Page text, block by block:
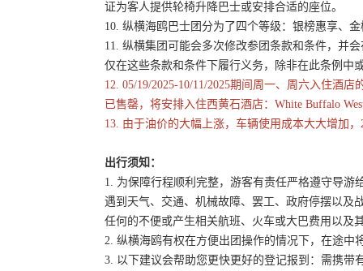
证为客人提供轮椅升降巴士或安排合适的座位。
10. 纵横海鸥巴士团分为了四个等级：银榜惠享、
11. 纵横集团可能会多次修改参团条款和条件，并
仅在这些条款和条件下履行义务，除非在此条例中
12. 05/19/2025-10/11/2025期间周一、周六入住酒
已售罄，将安排入住西黄石酒店：White Buffalo
13. 由于油价的大幅上涨，车辆使用成本大大增加
出行须知：
1. 为保障行程顺利完整，游客有责任严格遵守导
遇到天气、交通、机械故障、罢工、政府停摆以及
任何的不便或产生相关航班、火车或大巴费用以及
2. 纵横海鸥有权在方便出团操作的情况下，在途
3. 以下建议会帮助您更快更好的登记报到：需携